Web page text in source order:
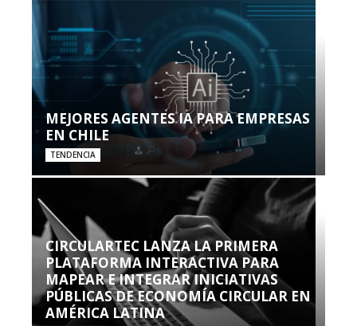
MEJORES AGENTES IA PARA EMPRESAS
EN CHILE
TENDENCIA
CIRCULARTEC LANZA LA PRIMERA
PLATAFORMA INTERACTIVA PARA
MAPEAR E INTEGRAR INICIATIVAS
PÚBLICAS DE ECONOMÍA CIRCULAR EN
AMÉRICA LATINA